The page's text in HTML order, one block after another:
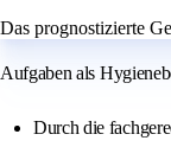
Das prognostizierte
Aufgaben als
Durch die